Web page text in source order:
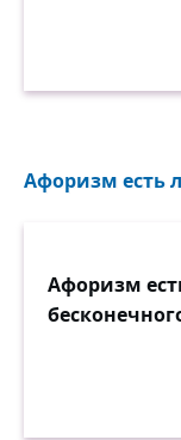
Афоризм есть
Афоризм